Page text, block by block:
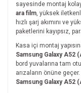
sayesinde montaj
ara film, yüksek
hızlı şarj akımını ve
paketlerini kayıpsız,
Kasa içi montaj
Samsung Galaxy A52
bord yuvalarına tam
arızaların önüne
Samsung Galaxy A52